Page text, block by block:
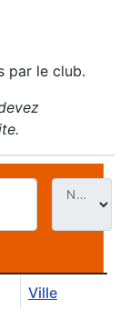
par le club.
Nb. Évt par page
Ville